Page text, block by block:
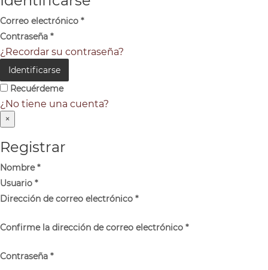
Correo electrónico *
Contraseña *
¿Recordar su contraseña?
Identificarse
Recuérdeme
¿No tiene una cuenta?
×
Registrar
Nombre*
Usuario *
Dirección de correo electrónico *
Confirme la dirección de correo electrónico *
Contraseña *